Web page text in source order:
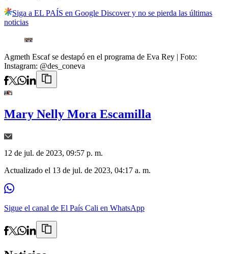
Siga a EL PAÍS en Google Discover y no se pierda las últimas
noticias
Agmeth Escaf se destapó en el programa de Eva Rey | Foto:
Instagram: @des_coneva
Mary Nelly Mora Escamilla
12 de jul. de 2023, 09:57 p. m.
Actualizado el 13 de jul. de 2023, 04:17 a. m.
Sigue el canal de El País Cali en WhatsApp